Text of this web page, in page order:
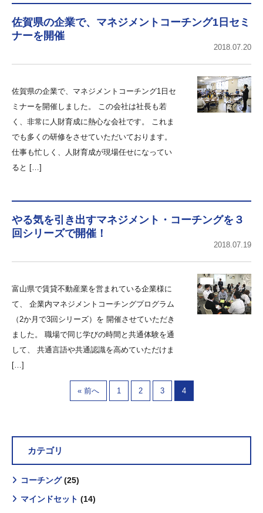
佐賀県の企業で、マネジメントコーチング1日セミ
ナーを開催
2018.07.20
佐賀県の企業で、マネジメントコーチング1日セ
ミナーを開催しました。 この会社は社長も若
く、非常に人財育成に熱心な会社です。 これま
でも多くの研修をさせていただいております。
仕事も忙しく、人財育成が現場任せになってい
ると […]
やる気を引き出すマネジメント・コーチングを３
回シリーズで開催！
2018.07.19
富山県で賃貸不動産業を営まれている企業様に
て、 企業内マネジメントコーチングプログラム
（2か月で3回シリーズ）を 開催させていただき
ました。 職場で同じ学びの時間と共通体験を通
して、 共通言語や共通認識を高めていただけま
[…]
« 前へ 1 2 3 4
カテゴリ
コーチング(25)
マインドセット (14)